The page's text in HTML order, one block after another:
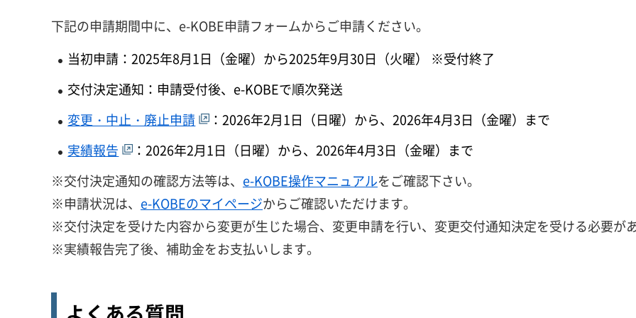
下記の申請期間中に、e-KOBE申請フォームからご申請ください。
当初申請：2025年8月1日（金曜）から2025年9月30日（火曜） ※受付終了
交付決定通知：申請受付後、e-KOBEで順次発送
変更・中止・廃止申請
：2026年2月1日（日曜）から、2026年4月3日（金曜）まで
実績報告
：2026年2月1日（日曜）から、2026年4月3日（金曜）まで
※交付決定通知の確認方法等は、 e-KOBE操作マニュアルをご確認下さい。
※申請状況は、 e-KOBEのマイページからご確認いただけます。
※交付決定を受けた内容から変更が生じた場合、変更申請を行い、変更交付通知決定を受ける必要があ
※実績報告完了後、補助金をお支払いします。